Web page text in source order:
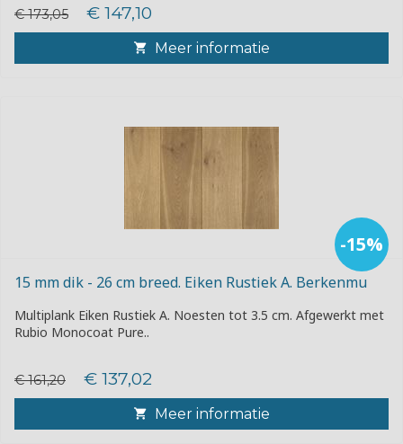
€ 173,05 € 147,10
Meer informatie
-15%
15 mm dik - 26 cm breed. Eiken Rustiek A. Berkenmu
Multiplank Eiken Rustiek A. Noesten tot 3.5 cm. Afgewerkt met
Rubio Monocoat Pure..
€ 161,20 € 137,02
Meer informatie